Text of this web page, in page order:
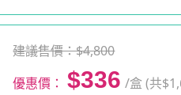
建議售價：$4,800
優惠價： $336 /盒 (共